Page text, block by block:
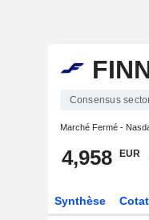
Consensus
Marché Fermé -
4,958 EUR
Synthèse